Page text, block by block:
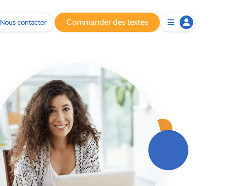
Nous contacter Commander des textes